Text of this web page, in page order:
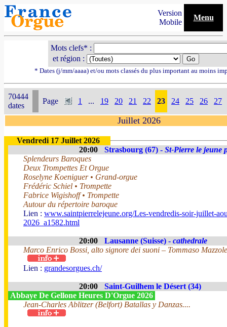
Version
Mobile
Menu
Mots clefs* :
et région :
* Dates (j/mm/aaaa) et/ou mots classés du plus important au moins
70444
dates
Page 1 ... 19 20 21 22 23 24 25 26 27
Juillet 2026
Vendredi 17 Juillet 2026
20:00
Strasbourg (67) - St-Pierre le jeune
Splendeurs Baroques
Deux Trompettes Et Orgue
Roselyne Koeniguer • Grand-orgue
Frédéric Schiel • Trompette
Fabrice Wigishoff • Trompette
Autour du répertoire baroque
Lien : www.saintpierrelejeune.org/Les-vendredis-soir-juillet-
2026_a1582.html
20:00 Lausanne (Suisse) - cathedrale
Marco Enrico Bossi, alto signore dei suoni – Tommaso
Lien : grandesorgues.ch/
20:00
Saint-Guilhem le Désert (34)
Abbaye De Gellone Heures D'Orgue 2026
Jean-Charles Ablitzer (Belfort) Batallas y Danzas....